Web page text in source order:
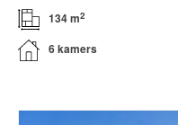
134 m2
6 kamers